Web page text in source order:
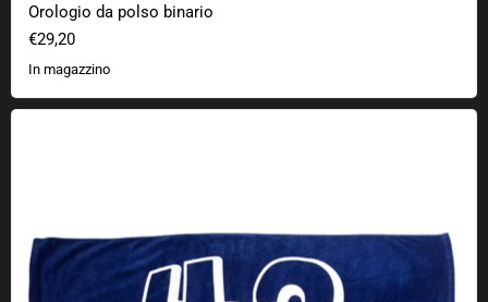
Orologio da polso binario
€29,20
In magazzino